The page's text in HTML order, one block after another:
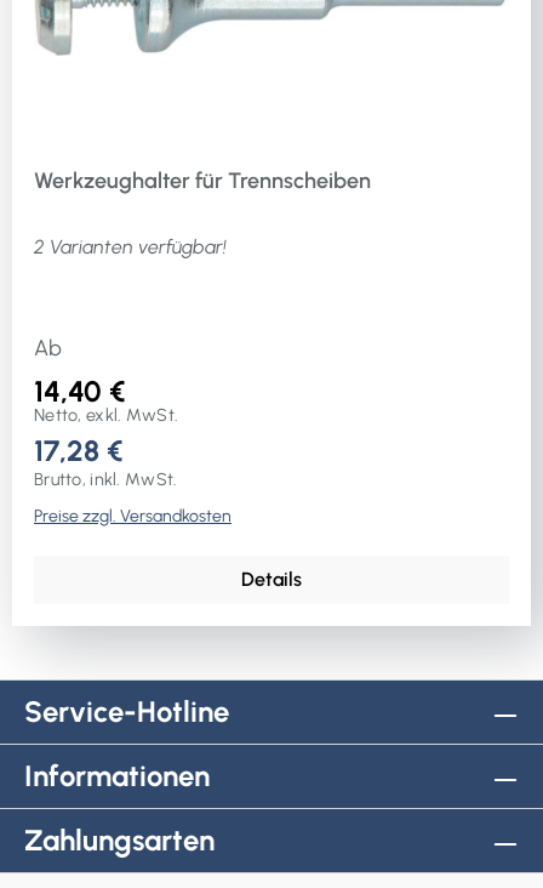
Werkzeughalter für Trennscheiben
2 Varianten verfügbar!
Ab
14,40 €
Netto, exkl. MwSt.
17,28 €
Brutto, inkl. MwSt.
Preise zzgl. Versandkosten
Details
Service-Hotline
Informationen
Zahlungsarten